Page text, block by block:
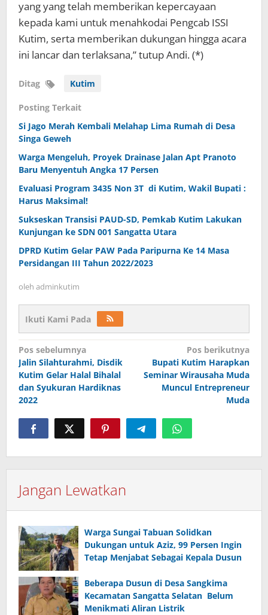
yang yang telah memberikan kepercayaan
kepada kami untuk menahkodai Pengcab ISSI
Kutim, serta memberikan dukungan hingga acara
ini lancar dan terlaksana,” tutup Andi. (*)
Ditag Kutim
Posting Terkait
Si Jago Merah Kembali Melahap Lima Rumah di Desa
Singa Geweh
Warga Mengeluh, Proyek Drainase Jalan Apt Pranoto
Baru Menyentuh Angka 17 Persen
Evaluasi Program 3435 Non 3T di Kutim, Wakil Bupati :
Harus Maksimal!
Sukseskan Transisi PAUD-SD, Pemkab Kutim Lakukan
Kunjungan ke SDN 001 Sangatta Utara
DPRD Kutim Gelar PAW Pada Paripurna Ke 14 Masa
Persidangan III Tahun 2022/2023
oleh adminkutim
Ikuti Kami Pada
Navigasi
pos
Pos sebelumnya
Jalin Silahturahmi, Disdik
Kutim Gelar Halal Bihalal
dan Syukuran Hardiknas
2022
Pos berikutnya
Bupati Kutim Harapkan
Seminar Wirausaha Muda
Muncul Entrepreneur
Muda
Jangan Lewatkan
Warga Sungai Tabuan Solidkan
Dukungan untuk Aziz, 99 Persen Ingin
Tetap Menjabat Sebagai Kepala Dusun
Beberapa Dusun di Desa Sangkima
Kecamatan Sangatta Selatan Belum
Menikmati Aliran Listrik